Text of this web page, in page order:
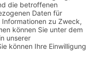
über